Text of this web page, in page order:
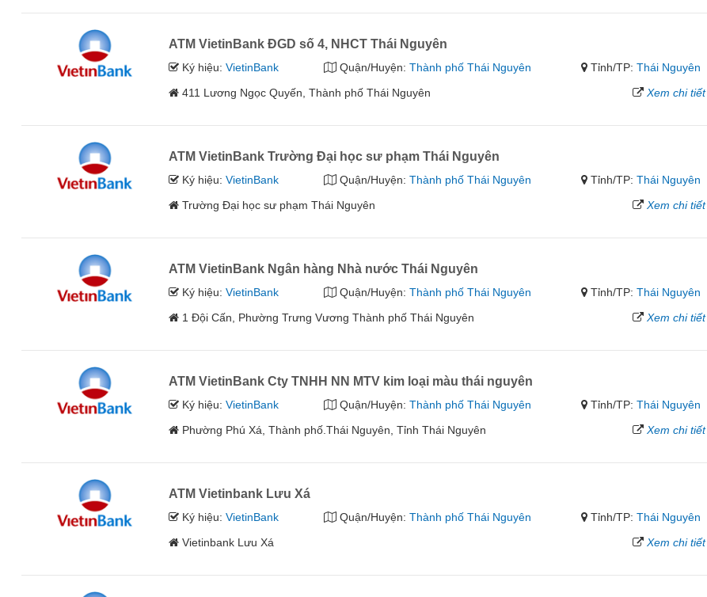
ATM VietinBank ĐGD số 4, NHCT Thái Nguyên
Ký hiệu:VietinBank Quận/Huyện: Thành phố Thái Nguyên Tỉnh/TP:Thái Nguyên
411 Lương Ngọc Quyến, Thành phố Thái Nguyên
Xem chi tiết
ATM VietinBank Trường Đại học sư phạm Thái Nguyên
Ký hiệu:VietinBank Quận/Huyện: Thành phố Thái Nguyên Tỉnh/TP:Thái Nguyên
Trường Đại học sư phạm Thái Nguyên
Xem chi tiết
ATM VietinBank Ngân hàng Nhà nước Thái Nguyên
Ký hiệu:VietinBank Quận/Huyện: Thành phố Thái Nguyên Tỉnh/TP:Thái Nguyên
1 Đội Cấn, Phường Trưng Vương Thành phố Thái Nguyên
Xem chi tiết
ATM VietinBank Cty TNHH NN MTV kim loại màu thái nguyên
Ký hiệu:VietinBank Quận/Huyện: Thành phố Thái Nguyên Tỉnh/TP:Thái Nguyên
Phường Phú Xá, Thành phố.Thái Nguyên, Tỉnh Thái Nguyên
Xem chi tiết
ATM Vietinbank Lưu Xá
Ký hiệu:VietinBank Quận/Huyện: Thành phố Thái Nguyên Tỉnh/TP:Thái Nguyên
Vietinbank Lưu Xá
Xem chi tiết